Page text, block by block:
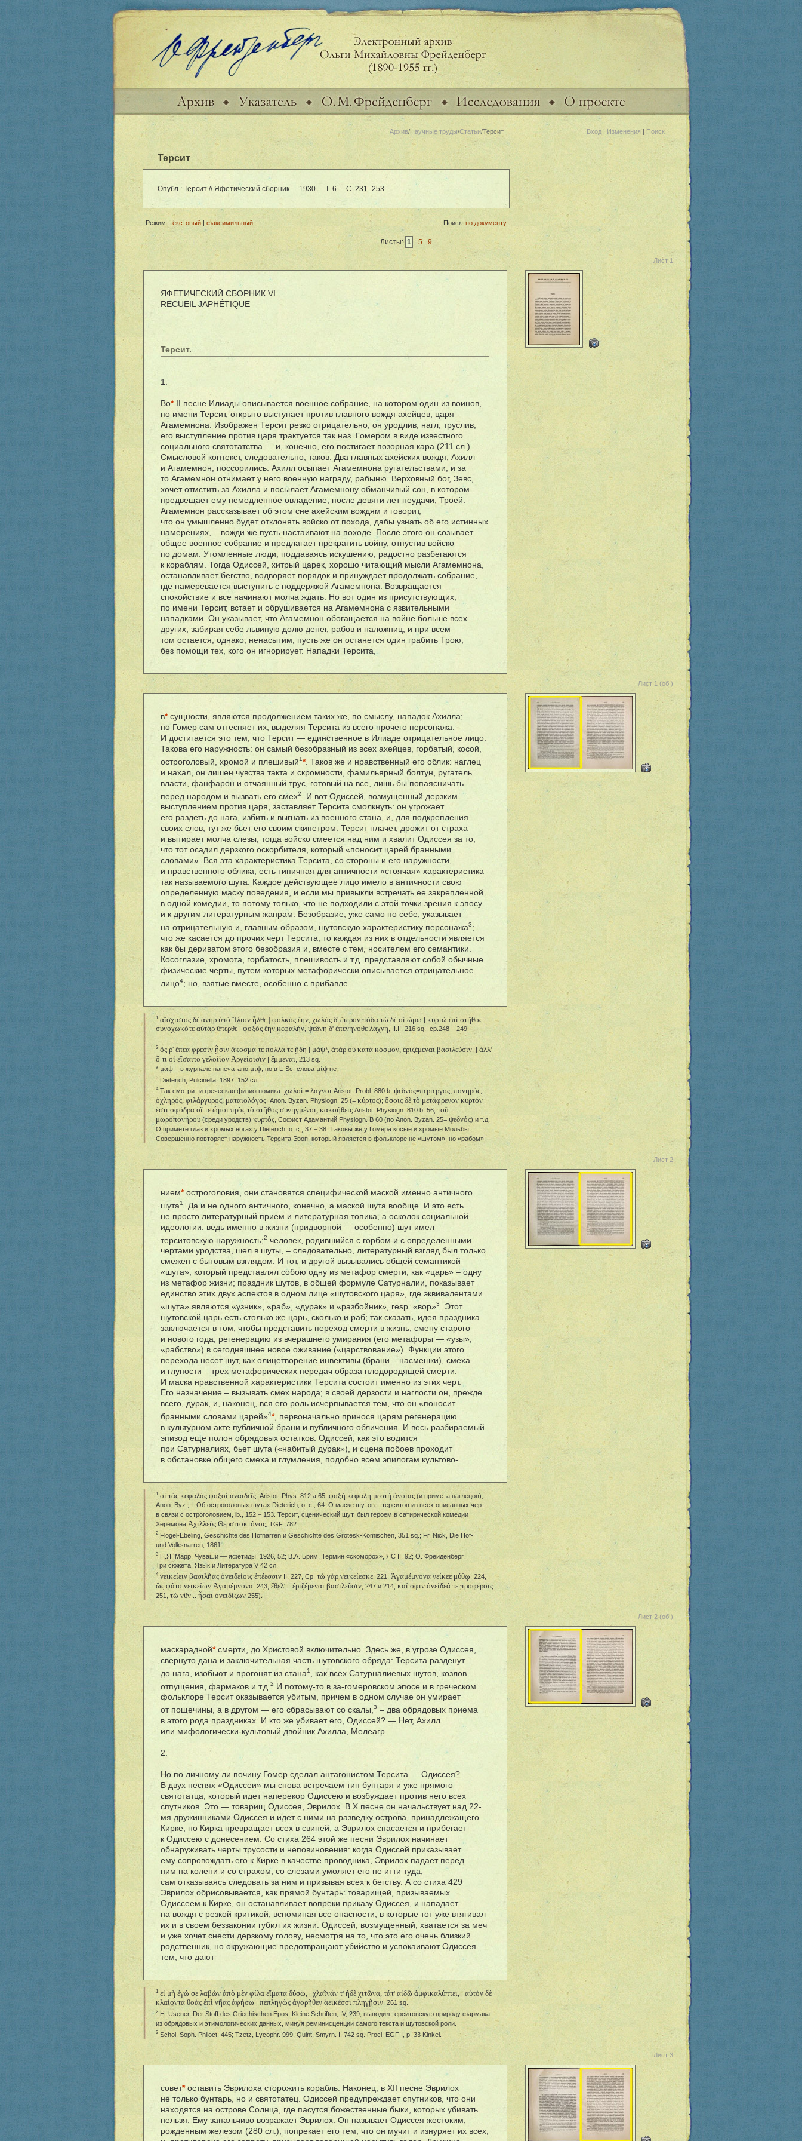
Архив/Научные труды/Статьи/Терсит Вход| Изменения | Поиск
Терсит
Опубл.: Терсит // Яфетический сборник. – 1930. – Т. 6. – С. 231–253
Поиск: по документу
Режим: текстовый| факсимильный
Листы: 1 5 9
Лист 1
ЯФЕТИЧЕСКИЙ СБОРНИК VI
RECUEIL JAPHÉTIQUE
Терсит.
1.
Во*II песне Илиады описывается военное собрание, на котором один из воинов,
по имени Терсит, открыто выступает против главного вождя ахейцев, царя
Агамемнона. Изображен Терсит резко отрицательно; он уродлив, нагл, труслив;
его выступление против царя трактуется так наз. Гомером в виде известного
социального святотатства — и, конечно, его постигает позорная кара (211 сл.).
Смысловой контекст, следовательно, таков. Два главных ахейских вождя, Ахилл
и Агамемнон, поссорились. Ахилл осыпает Агамемнона ругательствами, и за
то Агамемнон отнимает у него военную награду, рабыню. Верховный бог, Зевс,
хочет отмстить за Ахилла и посылает Агамемнону обманчивый сон, в котором
предвещает ему немедленное овладение, после девяти лет неудачи, Троей.
Агамемнон рассказывает об этом сне ахейским вождям и говорит,
что он умышленно будет отклонять войско от похода, дабы узнать об его истинных
намерениях, – вожди же пусть настаивают на походе. После этого он созывает
общее военное собрание и предлагает прекратить войну, отпустив войско
по домам. Утомленные люди, поддаваясь искушению, радостно разбегаются
к кораблям. Тогда Одиссей, хитрый царек, хорошо читающий мысли Агамемнона,
останавливает бегство, водворяет порядок и принуждает продолжать собрание,
где намеревается выступить с поддержкой Агамемнона. Возвращается
спокойствие и все начинают молча ждать. Но вот один из присутствующих,
по имени Терсит, встает и обрушивается на Агамемнона с язвительными
нападками. Он указывает, что Агамемнон обогащается на войне больше всех
других, забирая себе львиную долю денег, рабов и наложниц, и при всем
том остается, однако, ненасытим; пусть же он останется один грабить Трою,
без помощи тех, кого он игнорирует. Нападки Терсита,
Лист 1 (об.)
в*сущности, являются продолжением таких же, по смыслу, нападок Ахилла;
но Гомер сам оттесняет их, выделяя Терсита из всего прочего персонажа.
И достигается это тем, что Терсит — единственное в Илиаде отрицательное лицо.
Такова его наружность: он самый безобразный из всех ахейцев, горбатый, косой,
остроголовый, хромой и плешивый1*. Таков же и нравственный его облик: наглец
и нахал, он лишен чувства такта и скромности, фамильярный болтун, ругатель
власти, фанфарон и отчаянный трус, готовый на все, лишь бы попаясничать
перед народом и вызвать его смех2
. И вот Одиссей, возмущенный дерзким
выступлением против царя, заставляет Терсита смолкнуть: он угрожает
его раздеть до нага, избить и выгнать из военного стана, и, для подкрепления
своих слов, тут же бьет его своим скипетром. Терсит плачет, дрожит от страха
и вытирает молча слезы; тогда войско смеется над ним и хвалит Одиссея за то,
что тот осадил дерзкого оскорбителя, который «поносит царей бранными
словами». Вся эта характеристика Терсита, со стороны и его наружности,
и нравственного облика, есть типичная для античности «стоячая» характеристика
так называемого шута. Каждое действующее лицо имело в античности свою
определенную маску поведения, и если мы привыкли встречать ее закрепленной
в одной комедии, то потому только, что не подходили с этой точки зрения к эпосу
и к другим литературным жанрам. Безобразие, уже само по себе, указывает
на отрицательную и, главным образом, шутовскую характеристику персонажа3;
что же касается до прочих черт Терсита, то каждая из них в отдельности является
как бы дериватом этого безобразия и, вместе с тем, носителем его семантики.
Косоглазие, хромота, горбатость, плешивость и т.д. представляют собой обычные
физические черты, путем которых метафорически описывается отрицательное
лицо4; но, взятые вместе, особенно с прибавле
1 αἴσχιστος δὲ ἀνὴρ ὑπὸ Ἴλιον ἦλθε | φολκὸς ἔην, χωλὸς δ' ἕτερον πόδα τὼ δέ οἱ ὤμω |κυρτὼ ἐπὶ στῆθος
συνοχωκότε αὐτὰρ ὕπερθε |φοξὸς ἔην κεφαλήν, ψεδνὴ δ'ἐπενήνοθε λάχνη , II.II, 216 sq., ср.248 – 249.
2 ὃς ῥ' ἔπεα φρεσὶν ᾗσιν ἄκοσμά τε πολλά τε ᾔδη | μάψ* , ἀτὰρ οὐ κατὰ κόσμον, ἐριζέμεναι βασιλεῦσιν , |ἀλλ'
ὅ τι οἱ εἴσαιτο γελοίϊον Ἀργείοισιν |ἔμμεναι , 213 sq.
* μάψ – в журнале напечатаноμίψ , но в L-Sc. слова μίψнет.
3 Dieterich, Pulcinella, 1897, 152 сл.
4Так смотрит и греческая физиогномика:χωλοί =λάγνοι Aristot. Probl. 880 b;ψεδνὸς=περίεργος, πονηρός,
ὀχληρός, φιλάργυρος, ματαιολόγος . Anon. Byzan. Physiogn. 25 (=κύρτος);ὅσοις δὲ τὸ μετάφρενον κυρτόν
ἐστι σφόδρα οἵ τε ὦμοι πρὸς τὸ στῆθος συνηγμένοι, κακοήθεις Aristot. Physiogn. 810 b. 56;τοῦ
μωροπονήρου (среди уродств)κυρτός , Софист Адамантий Physiogn. В 60 (по Anon. Byzan. 25=ψεδνός) и т.д.
О примете глаз и хромых ногах у Dieterich, о. с., 37 – 38. Таковы же у Гомера косые и хромые Мольбы.
Совершенно повторяет наружность Терсита Эзоп, который является в фольклоре не «шутом», но «рабом».
Лист 2
нием*остроголовия, они становятся специфической маской именно античного
шута1
. Да и не одного античного, конечно, а маской шута вообще. И это есть
не просто литературный прием и литературная топика, а осколок социальной
идеологии: ведь именно в жизни (придворной — особенно) шут имел
терситовскую наружность;2 человек, родившийся с горбом и с определенными
чертами уродства, шел в шуты, – следовательно, литературный взгляд был только
смежен с бытовым взглядом. И тот, и другой вызывались общей семантикой
«шута», который представлял собою одну из метафор смерти, как «царь» – одну
из метафор жизни; праздник шутов, в общей формуле Сатурналии, показывает
единство этих двух аспектов в одном лице «шутовского царя», где эквивалентами
«шута» являются «узник», «раб», «дурак» и «разбойник», resp. «вор»3
. Этот
шутовской царь есть столько же царь, сколько и раб; так сказать, идея праздника
заключается в том, чтобы представить переход смерти в жизнь, смену старого
и нового года, регенерацию из вчерашнего умирания (его метафоры — «узы»,
«рабство») в сегодняшнее новое оживание («царствование»). Функции этого
перехода несет шут, как олицетворение инвективы (брани – насмешки), смеха
и глупости – трех метафорических передач образа плодородящей смерти.
И маска нравственной характеристики Терсита состоит именно из этих черт.
Его назначение – вызывать смех народа; в своей дерзости и наглости он, прежде
всего, дурак, и, наконец, вся его роль исчерпывается тем, что он «поносит
бранными словами царей»4*, первоначально принося царям регенерацию
в культурном акте публичной брани и публичного обличения. И весь разбираемый
эпизод еще полон обрядовых остатков: Одиссей, как это водится
при Сатурналиях, бьет шута («набитый дурак»), и сцена побоев проходит
в обстановке общего смеха и глумления, подобно всем эпилогам культово-
1 οἱ τὰς κεφαλὰς φοξοὶ ἀναιδεῖς , Aristot. Phys. 812 a 65;φοξὴ κεφαλὴ μεστὴ ἀνοίας (и примета наглецов),
Anon. Byz., I. Об остроголовых шутах Dieterich, о. с., 64. О маске шутов – терситов из всех описанных черт,
в связи с остроголовием, ib., 152 – 153. Терсит, сценический шут, был героем в сатирической комедии
Херемона Ἀχιλλεὺς Θερσιτοκτόνος , TGF, 782.
2 Flögel-Ebeling, Geschichte des Hofnarren и Geschichte des Grotesk-Komischen, 351 sq.; Fr. Nick, Die Hof-
und Volksnarren, 1861.
3 Н.Я. Марр, Чуваши — яфетиды, 1926, 52; В.А. Брим, Термин «скоморох», ЯС II, 92; О. Фрейденберг,
Три сюжета, Язык и Литература V 42 сл.
4 νεικείειν βασιλῆας ὀνειδείοις ἐπέεσσιν II, 227, Ср.τὼ γὰρ νεικείεσκε , 221, Ἀγαμέμνονα νείκεε μύθῳ , 224,
ὣς φάτο νεικείων Ἀγαμέμνονα , 243,ἔθελ' ...ἐριζέμεναι βασιλεῦσιν , 247 и 214,καί σφιν ὀνείδεά τε προφέροις
251,τὼ νῦν ...ἧσαι ὀνειδίζων 255).
Лист 2 (об.)
маскарадной*смерти, до Христовой включительно. Здесь же, в угрозе Одиссея,
свернуто дана и заключительная часть шутовского обряда: Терсита разденут
до нага, изобьют и прогонят из стана1
, как всех Сатурналиевых шутов, козлов
отпущения, фармаков и т.д.2 И потому-то в за-гомеровском эпосе и в греческом
фольклоре Терсит оказывается убитым, причем в одном случае он умирает
от пощечины, а в другом — его сбрасывают со скалы,3 – два обрядовых приема
в этого рода праздниках. И кто же убивает его, Одиссей? — Нет, Ахилл
или мифологически-культовый двойник Ахилла, Мелеагр.
2.
Но по личному ли почину Гомер сделал антагонистом Терсита — Одиссея? —
В двух песнях «Одиссеи» мы снова встречаем тип бунтаря и уже прямого
святотатца, который идет наперекор Одиссею и возбуждает против него всех
спутников. Это — товарищ Одиссея, Эврилох. В X песне он начальствует над 22-
мя дружинниками Одиссея и идет с ними на разведку острова, принадлежащего
Кирке; но Кирка превращает всех в свиней, а Эврилох спасается и прибегает
к Одиссею с донесением. Со стиха 264 этой же песни Эврилох начинает
обнаруживать черты трусости и неповиновения: когда Одиссей приказывает
ему сопровождать его к Кирке в качестве проводника, Эврилох падает перед
ним на колени и со страхом, со слезами умоляет его не итти туда,
сам отказываясь следовать за ним и призывая всех к бегству. А со стиха 429
Эврилох обрисовывается, как прямой бунтарь: товарищей, призываемых
Одиссеем к Кирке, он останавливает вопреки приказу Одиссея, и нападает
на вождя с резкой критикой, вспоминая все опасности, в которые тот уже втягивал
их и в своем беззаконии губил их жизни. Одиссей, возмущенный, хватается за меч
и уже хочет снести дерзкому голову, несмотря на то, что это его очень близкий
родственник, но окружающие предотвращают убийство и успокаивают Одиссея
тем, что дают
1 εἰ μὴ ἐγώ σε λαβὼν ἀπὸ μὲν φίλα εἵματα δύσω , |χλαῖνάν τ'ἠδὲ χιτῶνα, τάτ'αἰδῶ ἀμφικαλύπτει , |αὐτὸν δὲ
κλαίοντα θοὰς ἐπὶ νῆας ἀφήσω |πεπληγὼς ἀγορῆθεν ἀεικέσσι πληγῇσιν . 261 sq.
2 H. Usener, Der Stoff des Griechischen Epos, Kleine Schriften, IV, 239, выводил терситовскую природу фармака
из обрядовых и этимологических данных, минуя реминисценции самого текста и шутовской роли.
3 Schol. Soph. Philoct. 445; Tzetz, Lycophr. 999, Quint. Smyrn. I, 742 sq. Procl. EGF I, p. 33 Kinkel.
Лист 3
совет*оставить Эврилоха сторожить корабль. Наконец, в XII песне Эврилох
не только бунтарь, но и святотатец. Одиссей предупреждает спутников, что они
находятся на острове Солнца, где пасутся божественные быки, которых убивать
нельзя. Ему запальчиво возражает Эврилох. Он называет Одиссея жестоким,
рожденным железом (280 сл.), попрекает его тем, что он мучит и изнуряет их всех,